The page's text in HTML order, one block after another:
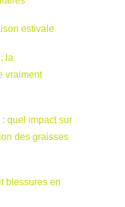
estivale
la
vraiment
quel impact sur
des graisses
blessures en